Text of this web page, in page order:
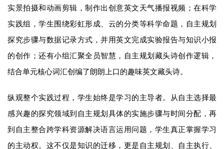
实景拍摄和动画剪辑，制作出创意英文天气播报视频；在科学
实践组，学生围绕彩虹形成、云的分类等科学命题，自主规划
探究步骤与数据记录方式，并用英文完成实验报告与知识小报
的创作；还有小组汇聚全员智慧，自主规划藏头诗创作逻辑，
结合单元核心词汇创编了朗朗上口的趣味英文藏头诗。
纵观整个实践过程，学生始终是学习的主导者。从自主选择最
感兴趣的探究领域到自主规划具体的实施步骤与时间分配，再
到自主整合跨学科资源解决语言运用问题，学生真正掌握学习
的主动权。这不仅是知识的迁移，更是自主规划、自主执行、